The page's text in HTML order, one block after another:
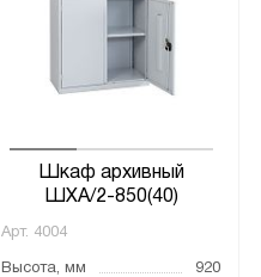
Шкаф архивный
ШХА/2-850(40)
Арт. 4004
Высота, мм
920